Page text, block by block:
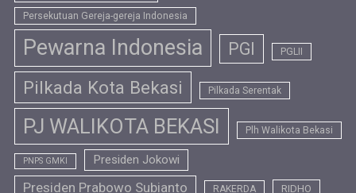
Persekutuan Gereja-gereja Indonesia
Pewarna Indonesia PGI PGLII
Pilkada Kota Bekasi Pilkada Serentak
PJ WALIKOTA BEKASI Plh Walikota Bekasi
PNPS GMKI Presiden Jokowi
Presiden Prabowo Subianto RAKERDA RIDHO